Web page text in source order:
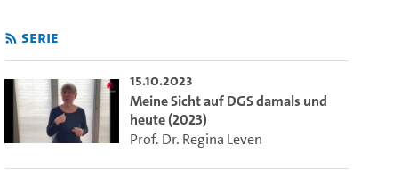
Serie
15.10.2023
Meine Sicht auf DGS damals und
heute (2023)
Prof. Dr. Regina Leven